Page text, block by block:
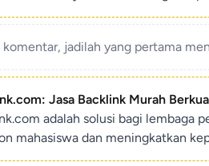
komentar, jadilah yang pertama
Jasa Backlink Murah
adalah solusi bagi lembaga
mahasiswa dan meningkatkan